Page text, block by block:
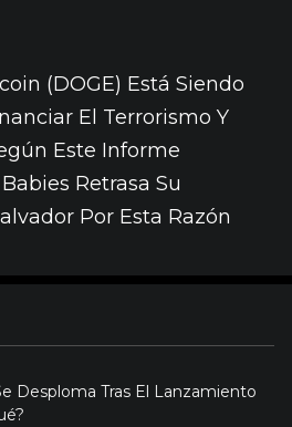
(DOGE) Está Siendo
El Terrorismo Y
Este Informe
Retrasa Su
Por Esta Razón
Desploma Tras El Lanzamiento